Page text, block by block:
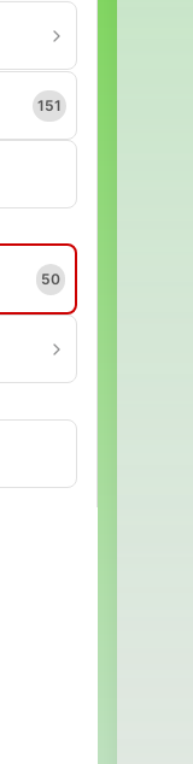
151
50